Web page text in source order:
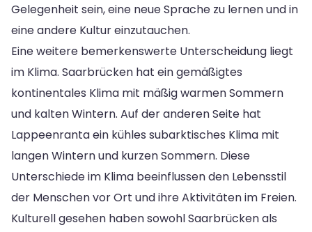
Gelegenheit sein, eine neue Sprache zu lernen und in
eine andere Kultur einzutauchen.
Eine weitere bemerkenswerte Unterscheidung liegt
im Klima. Saarbrücken hat ein gemäßigtes
kontinentales Klima mit mäßig warmen Sommern
und kalten Wintern. Auf der anderen Seite hat
Lappeenranta ein kühles subarktisches Klima mit
langen Wintern und kurzen Sommern. Diese
Unterschiede im Klima beeinflussen den Lebensstil
der Menschen vor Ort und ihre Aktivitäten im Freien.
Kulturell gesehen haben sowohl Saarbrücken als